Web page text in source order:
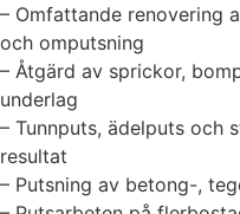
– Omfattande renovering
och omputsning
– Åtgärd av sprickor,
underlag
– Tunnputs, ädelputs och
resultat
– Putsning av betong-,